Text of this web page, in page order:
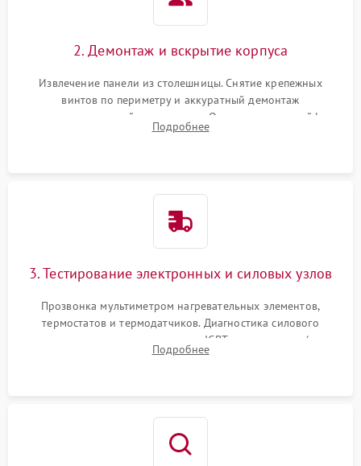
2. Демонтаж и вскрытие корпуса
Извлечение панели из столешницы. Снятие крепежных
винтов по периметру и аккуратный демонтаж
стеклокерамической поверхности. Отсоединение шлейфов
сенсорного блока для доступа к силовым платам, катушкам
Подробнее
3. Тестирование электронных и силовых узлов
Прозвонка мультиметром нагревательных элементов,
термостатов и термодатчиков. Диагностика силового
модуля, реле, диодных мостов и IGBT-транзисторов (для
индукции). Проверка кранов и газ-контроля (для газовых
Подробнее